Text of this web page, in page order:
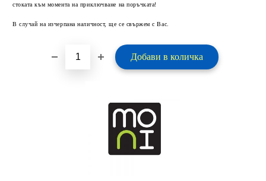
стоката към момента на приключване на поръчката!
В случай на изчерпана наличност, ще се свържем с Вас.